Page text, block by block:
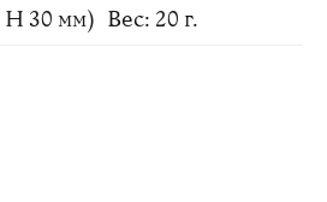
H 30 мм) Вес: 20 г.